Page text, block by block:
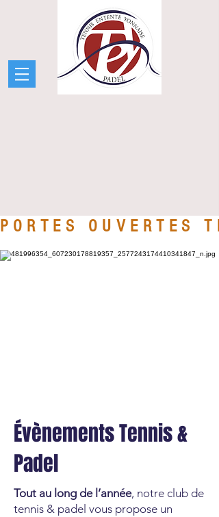
PORTES
Évènements Tennis &
Padel
Tout au long de l’année, notre club de
tennis & padel vous propose un